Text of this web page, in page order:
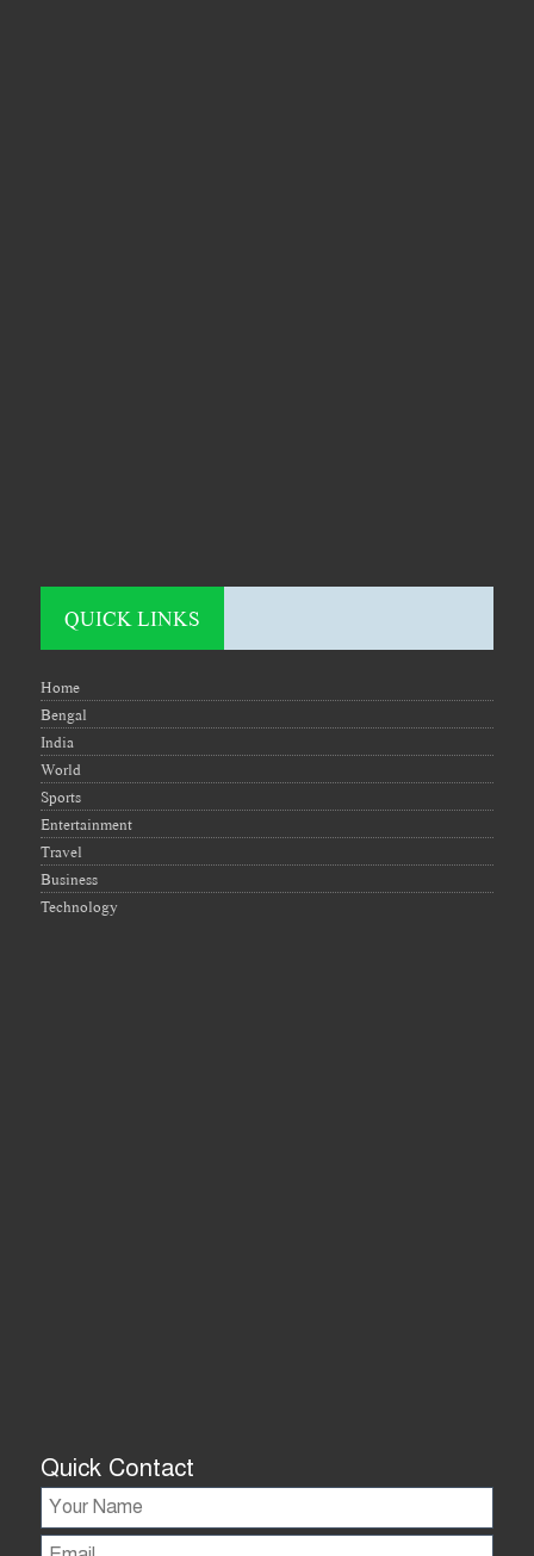
QUICK LINKS
Home
Bengal
India
World
Sports
Entertainment
Travel
Business
Technology
Quick Contact